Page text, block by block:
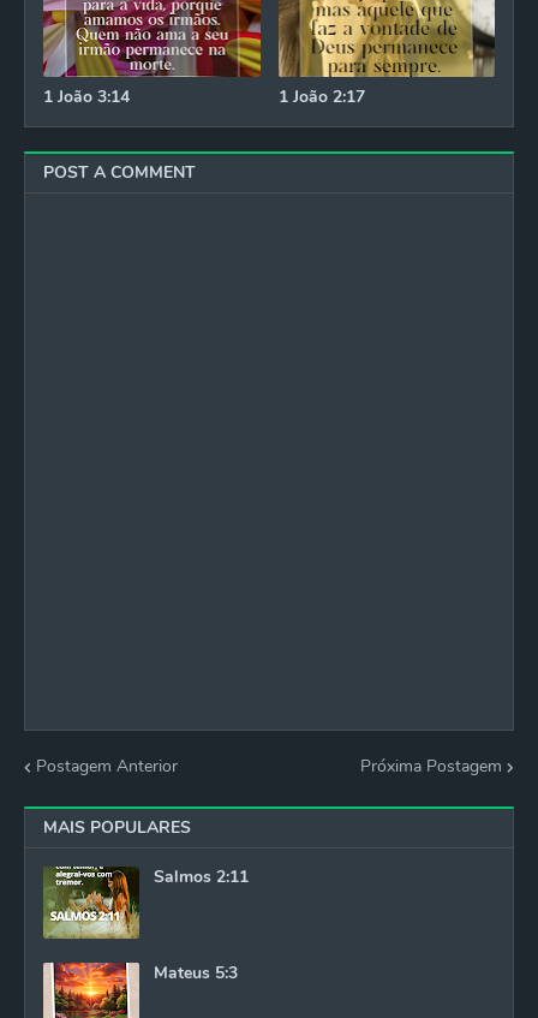
1 João 3:14 1 João 2:17
POST A COMMENT
Postagem Anterior Próxima Postagem
MAIS POPULARES
Salmos 2:11
Mateus 5:3